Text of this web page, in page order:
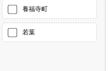
養福寺町
若葉